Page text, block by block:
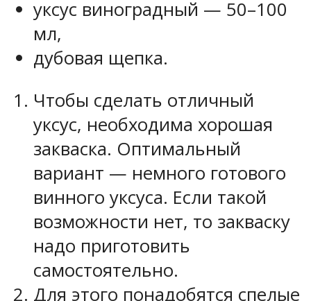
уксус виноградный — 50–100
мл,
дубовая щепка.
Чтобы сделать отличный
уксус, необходима хорошая
закваска. Оптимальный
вариант — немного готового
винного уксуса. Если такой
возможности нет, то закваску
надо приготовить
самостоятельно.
Для этого понадобятся спелые